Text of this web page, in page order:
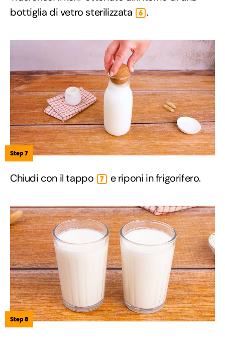
bottiglia di vetro sterilizzata
6 .
Step 7
Chiudi con il tappo 7 e riponi in frigorifero.
Step 8